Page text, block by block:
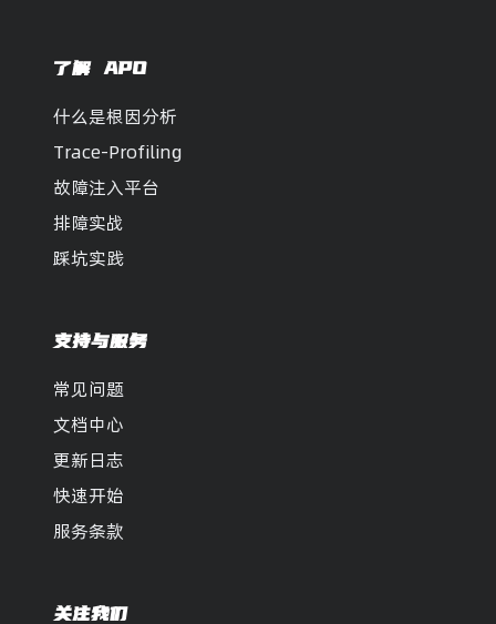
了解 APO
什么是根因分析
Trace-Profiling
故障注入平台
排障实战
踩坑实践
支持与服务
常见问题
文档中心
更新日志
快速开始
服务条款
关注我们